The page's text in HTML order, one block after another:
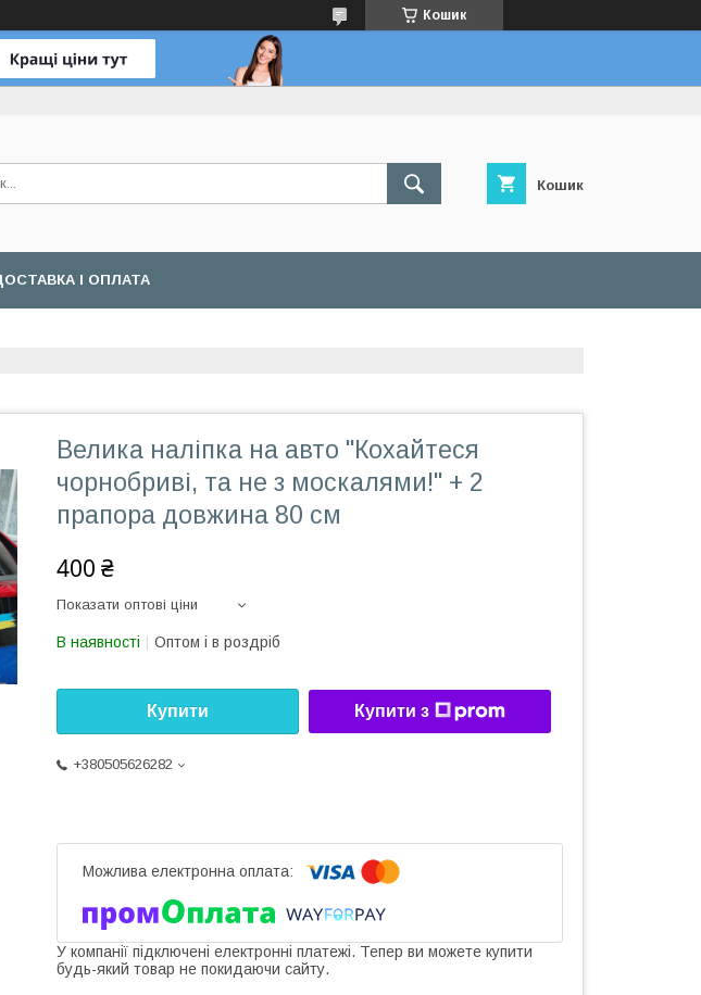
Кошик
Кошик
І ОПЛАТА
Велика наліпка на авто "Кохайтеся
чорнобриві, та не з москалями!" + 2
прапора довжина 80 см
400 ₴
Показати оптові ціни
В наявності Оптом і в роздріб
Купити Купити з
+380505626282
У компанії підключені електронні платежі. Тепер ви можете купити
будь-який товар не покидаючи сайту.